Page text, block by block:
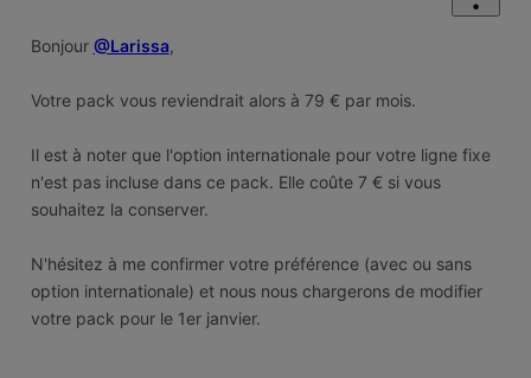
Bonjour @Larissa,
Votre pack vous reviendrait alors à 79 € par mois.
Il est à noter que l'option internationale pour votre ligne fixe
n'est pas incluse dans ce pack. Elle coûte 7 € si vous
souhaitez la conserver.
N'hésitez à me confirmer votre préférence (avec ou sans
option internationale) et nous nous chargerons de modifier
votre pack pour le 1er janvier.